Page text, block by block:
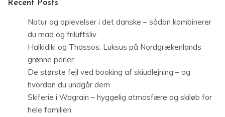
Recent Posts
Natur og oplevelser i det danske – sådan kombinerer
du mad og friluftsliv
Halkidiki og Thassos: Luksus på Nordgrækenlands
grønne perler
De største fejl ved booking af skiudlejning – og
hvordan du undgår dem
Skiferie i Wagrain – hyggelig atmosfære og skiløb for
hele familien